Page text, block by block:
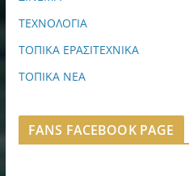
ΤΕΧΝΟΛΟΓΙΑ
ΤΟΠΙΚΑ ΕΡΑΣΙΤΕΧΝΙΚΑ
ΤΟΠΙΚΑ ΝΕΑ
FANS FACEBOOK PAGE